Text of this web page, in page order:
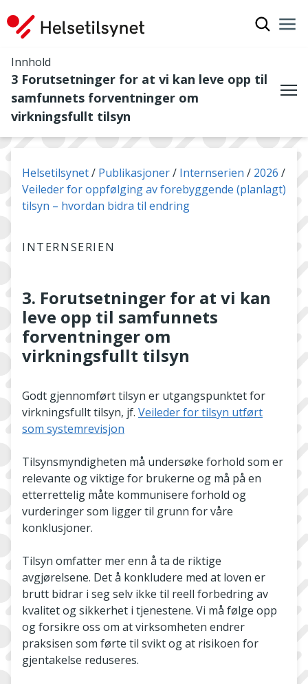
Innhold
3 Forutsetninger for at vi kan leve opp til
samfunnets forventninger om
virkningsfullt tilsyn
Du er her:
Helsetilsynet Publikasjoner Internserien
2026
Veileder for oppfølging av forebyggende (planlagt)
tilsyn – hvordan bidra til endring
INTERNSERIEN
3. Forutsetninger for at vi kan
leve opp til samfunnets
forventninger om
virkningsfullt tilsyn
Godt gjennomført tilsyn er utgangspunktet for
virkningsfullt tilsyn, jf. Veileder for tilsyn utført
som systemrevisjon
Tilsynsmyndigheten må undersøke forhold som er
relevante og viktige for brukerne og må på en
etterrettelig måte kommunisere forhold og
vurderinger som ligger til grunn for våre
konklusjoner.
Tilsyn omfatter mer enn å ta de riktige
avgjørelsene. Det å konkludere med at loven er
brutt bidrar i seg selv ikke til reell forbedring av
kvalitet og sikkerhet i tjenestene. Vi må følge opp
og forsikre oss om at virksomheten endrer
praksisen som førte til svikt og at risikoen for
gjentakelse reduseres.